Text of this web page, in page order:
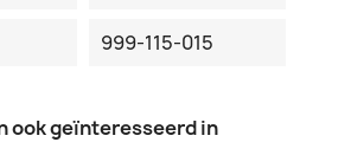
999-115-015
ook geïnteresseerd in